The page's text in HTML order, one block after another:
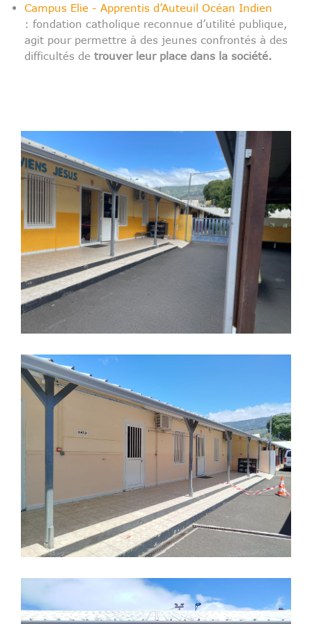
Campus Elie - Apprentis d’Auteuil Océan Indien
: fondation catholique reconnue d’utilité publique,
agit pour permettre à des jeunes confrontés à des
difficultés de trouver leur place dans la société.